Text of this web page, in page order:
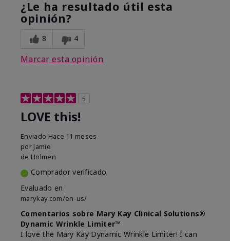
¿Le ha resultado útil esta
opinión?
8 4
Marcar esta opinión
5
LOVE this!
Enviado Hace 11 meses
por Jamie
de Holmen
Comprador verificado
Evaluado en
marykay.com/en-us/
Comentarios sobre Mary Kay Clinical Solutions®
Dynamic Wrinkle Limiter™
I love the Mary Kay Dynamic Wrinkle Limiter! I can